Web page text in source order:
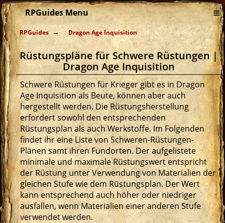
RPGuides Menu ≡
RPGuides Dragon Age Inquisition
Rüstungspläne für Schwere Rüstungen |
Dragon Age Inquisition
Schwere Rüstungen für Krieger gibt es in Dragon
Age Inquisition als Beute, können aber auch
hergestellt werden. Die Rüstungsherstellung
erfordert sowohl den entsprechenden
Rüstungsplan als auch Werkstoffe. Im Folgenden
findet ihr eine Liste von Schweren-Rüstungen-
Plänen samt ihren Fundorten. Der aufgelistete
minimale und maximale Rüstungswert entspricht
der Rüstung unter Verwendung von Materialien der
gleichen Stufe wie dem Rüstungsplan. Der Wert
kann entsprechend auch höher oder niedriger
ausfallen, wenn Materialien einer anderen Stufe
verwendet werden.